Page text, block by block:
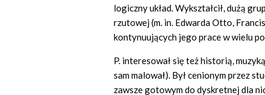
logiczny układ. Wykształcił, dużą
rzutowej (m. in. Edwarda Otto,
kontynuujących jego prace w wielu
P. interesował się też historią,
sam malował). Był cenionym przez
zawsze gotowym do dyskretnej dla